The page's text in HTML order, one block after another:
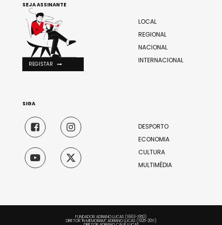
LOCAL
REGIONAL
NACIONAL
INTERNACIONAL
DESPORTO
ECONOMIA
CULTURA
MULTIMÉDIA
SEJA ASSINANTE
REGISTAR
SIGA
FUNDADOR: ADRIANO LUCAS (1883-1950)
DIRETOR "IN MEMORIAM": ADRIANO LUCAS (1925-2011)